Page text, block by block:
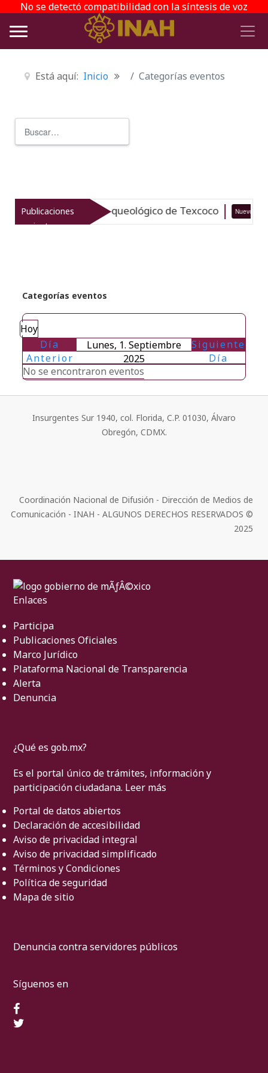
No se detectó compatibilidad con la síntesis de voz
Está aquí: Inicio Categorías eventos
Publicaciones
recientes
el patrimonio arqueológico de Texcoco Nuevo
Categorías eventos
Hoy
Día
Anterior
Lunes, 1. Septiembre
2025
Siguiente
Día
No se encontraron eventos
Insurgentes Sur 1940, col. Florida, C.P. 01030, Álvaro
Obregón, CDMX.
Coordinación Nacional de Difusión - Dirección de Medios de
Comunicación - INAH - ALGUNOS DERECHOS RESERVADOS ©
2025
Enlaces
Participa
Publicaciones Oficiales
Marco Jurídico
Plataforma Nacional de Transparencia
Alerta
Denuncia
¿Qué es gob.mx?
Es el portal único de trámites, información y
participación ciudadana. Leer más
Portal de datos abiertos
Declaración de accesibilidad
Aviso de privacidad integral
Aviso de privacidad simplificado
Términos y Condiciones
Política de seguridad
Mapa de sitio
Denuncia contra servidores públicos
Síguenos en